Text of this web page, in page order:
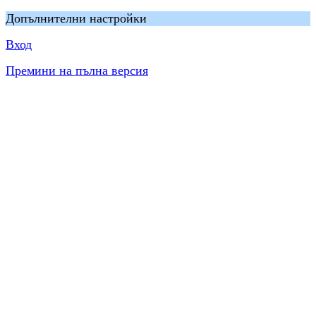
Допълнителни настройки
Вход
Премини на пълна версия